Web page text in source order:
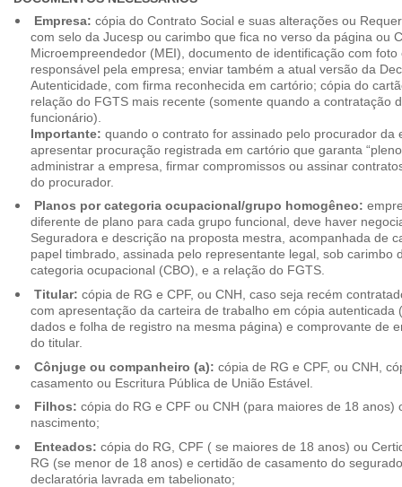
Empresa: cópia do Contrato Social e suas alterações ou
com selo da Jucesp ou carimbo que fica no verso da página ou
Microempreendedor (MEI), documento de identificação com foto
responsável pela empresa; enviar também a atual versão da
Autenticidade, com firma reconhecida em cartório; cópia do
relação do FGTS mais recente (somente quando a contratação
funcionário).
Importante: quando o contrato for assinado pelo procurador da
apresentar procuração registrada em cartório que garanta
administrar a empresa, firmar compromissos ou assinar
do procurador.
Planos por categoria ocupacional/grupo homogêneo:
diferente de plano para cada grupo funcional, deve haver
Seguradora e descrição na proposta mestra, acompanhada de
papel timbrado, assinada pelo representante legal, sob carimbo
categoria ocupacional (CBO), e a relação do FGTS.
Titular: cópia de RG e CPF, ou CNH, caso seja recém
com apresentação da carteira de trabalho em cópia autenticada
dados e folha de registro na mesma página) e comprovante de
do titular.
Cônjuge ou companheiro (a): cópia de RG e CPF, ou CNH,
casamento ou Escritura Pública de União Estável.
Filhos: cópia do RG e CPF ou CNH (para maiores de 18 anos)
nascimento;
Enteados: cópia do RG, CPF ( se maiores de 18 anos) ou
RG (se menor de 18 anos) e certidão de casamento do
declaratória lavrada em tabelionato;